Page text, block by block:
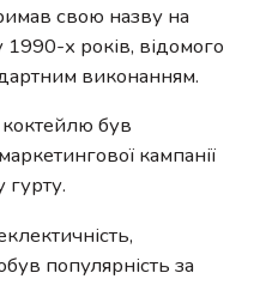
свою назву на
х років, відомого
виконанням.
був
кампанії
популярність за